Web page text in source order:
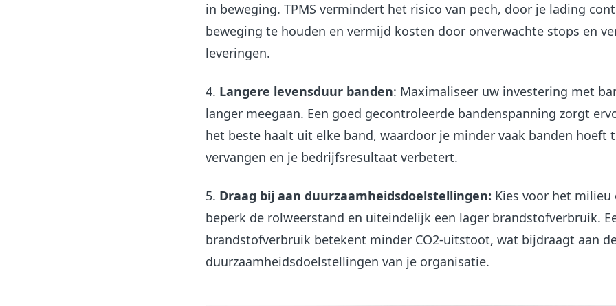
in beweging. TPMS vermindert het risico van pech, door je lading
beweging te houden en vermijd kosten door onverwachte stops en
leveringen.
4. Langere levensduur banden: Maximaliseer uw investering met
langer meegaan. Een goed gecontroleerde bandenspanning zorgt
het beste haalt uit elke band, waardoor je minder vaak banden hoeft
vervangen en je bedrijfsresultaat verbetert.
5. Draag bij aan duurzaamheidsdoelstellingen: Kies voor het milieu
beperk de rolweerstand en uiteindelijk een lager brandstofverbruik.
brandstofverbruik betekent minder CO2-uitstoot, wat bijdraagt aan
duurzaamheidsdoelstellingen van je organisatie.